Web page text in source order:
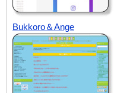
Bukkoro＆Ange